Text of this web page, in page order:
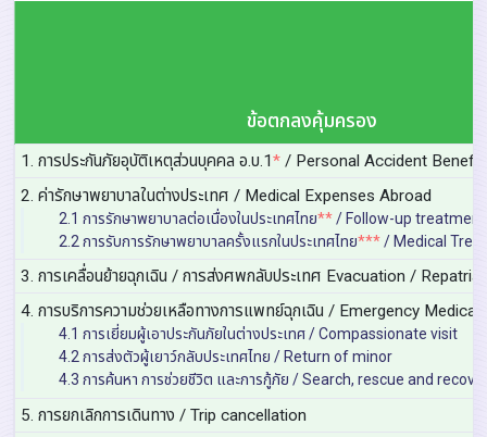
ข้อตกลงคุ้มครอง
1. การประกันภัยอุบัติเหตุส่วนบุคคล อ.บ.1*/ Personal Accident Benefit
2. ค่ารักษาพยาบาลในต่างประเทศ / Medical Expenses Abroad
2.1 การรักษาพยาบาลต่อเนื่องในประเทศไทย**/ Follow-up treatment
2.2 การรับการรักษาพยาบาลครั้งแรกในประเทศไทย***/ Medical
3. การเคลื่อนย้ายฉุกเฉิน / การส่งศพกลับประเทศ Evacuation /
4. การบริการความช่วยเหลือทางการแพทย์ฉุกเฉิน / Emergency
4.1 การเยี่ยมผู้เอาประกันภัยในต่างประเทศ / Compassionate visit
4.2 การส่งตัวผู้เยาว์กลับประเทศไทย / Return of minor
4.3 การค้นหา การช่วยชีวิต และการกู้ภัย / Search, rescue and
5. การยกเลิกการเดินทาง / Trip cancellation